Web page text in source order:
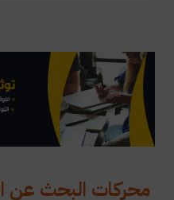
محركات البحث عن